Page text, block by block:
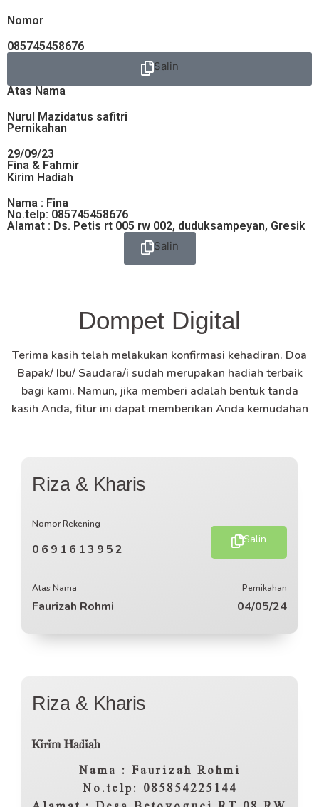
Nomor
085745458676
Salin
Atas Nama
Nurul Mazidatus safitri
Pernikahan
29/09/23
Fina & Fahmir
Kirim Hadiah
Nama : Fina
No.telp: 085745458676
Alamat : Ds. Petis rt 005 rw 002, duduksampeyan, Gresik
Salin
Dompet Digital
Terima kasih telah melakukan konfirmasi kehadiran. Doa
Bapak/ Ibu/ Saudara/i sudah merupakan hadiah terbaik
bagi kami. Namun, jika memberi adalah bentuk tanda
kasih Anda, fitur ini dapat memberikan Anda kemudahan
Riza & Kharis
Nomor Rekening
0691613952
Salin
Atas Nama
Faurizah Rohmi
Pernikahan
04/05/24
Riza & Kharis
Kirim Hadiah
Nama : Faurizah Rohmi
No.telp: 085854225144